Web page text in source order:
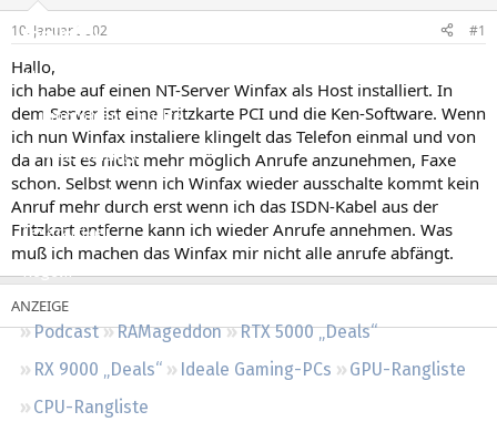
Forum
Aktuelles
Empfohlene Inhalte
Neue Beiträge
Neueste Aktivitäten
Leserartikel
Regeln
Podcast RAMageddon
RTX 5000 „Deals“
RX 9000 „Deals“
Ideale Gaming-PCs
GPU-Rangliste
CPU-Rangliste
e
r
t
m
10. Januar 2002 #1
Hallo,
ich habe auf einen NT-Server Winfax als Host installiert. In
dem Server ist eine Fritzkarte PCI und die Ken-Software. Wenn
ich nun Winfax instaliere klingelt das Telefon einmal und von
da an ist es nicht mehr möglich Anrufe anzunehmen, Faxe
schon. Selbst wenn ich Winfax wieder ausschalte kommt kein
Anruf mehr durch erst wenn ich das ISDN-Kabel aus der
Fritzkart entferne kann ich wieder Anrufe annehmen. Was
muß ich machen das Winfax mir nicht alle anrufe abfängt.